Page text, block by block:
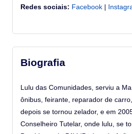
Redes sociais: Facebook |
Biografia
Lulu das Comunidades, serviu a
ônibus, feirante, reparador de
depois se tornou zelador, e em
Conselheiro Tutelar, onde lulu, se